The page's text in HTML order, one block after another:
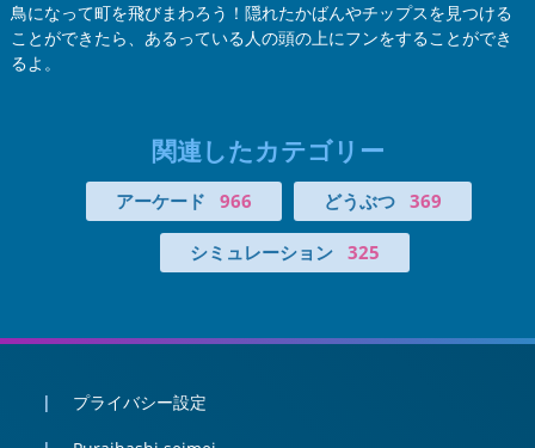
鳥になって町を飛びまわろう！隠れたかばんやチップスを見つける
ことができたら、あるっている人の頭の上にフンをすることができ
るよ。
関連したカテゴリー
アーケード 966 どうぶつ 369
シミュレーション 325
プライバシー設定